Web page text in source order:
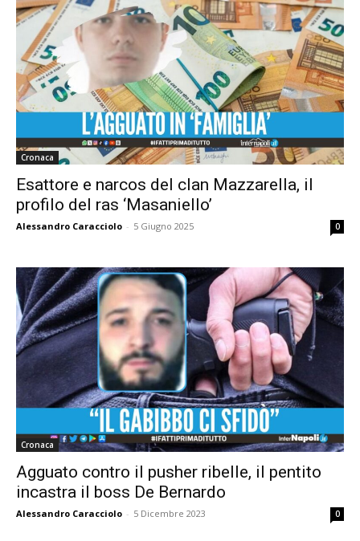
Cronaca
Esattore e narcos del clan Mazzarella, il
profilo del ras ‘Masaniello’
Alessandro Caracciolo - 5 Giugno 2025 0
Cronaca
Agguato contro il pusher ribelle, il pentito
incastra il boss De Bernardo
Alessandro Caracciolo - 5 Dicembre 2023 0